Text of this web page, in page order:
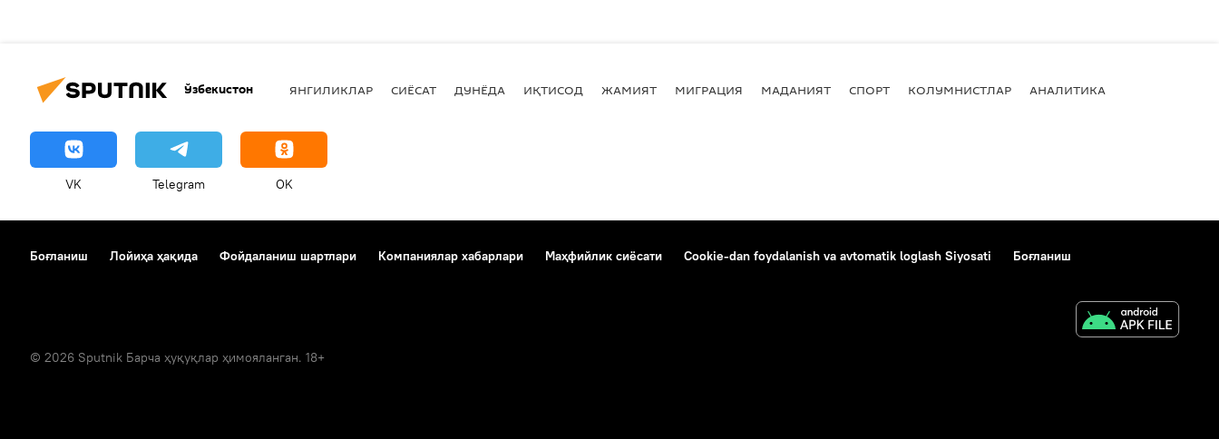
Ўзбекистон ЯНГИЛИКЛАР СИЁСАТ ДУНЁДА ИҚТИСОД ЖАМИЯТ МИГРАЦИЯ МАДАНИЯТ СПОРТ КОЛУМНИСТЛАР АНАЛИТИКА
VK Telegram OK
Боғланиш Лойиҳа ҳақида Фойдаланиш шартлари Компаниялар хабарлари Маҳфийлик сиёсати Cookie-dan foydalanish va avtomatik loglash Siyosati Боғланиш
© 2026 Sputnik Барча ҳуқуқлар ҳимояланган. 18+